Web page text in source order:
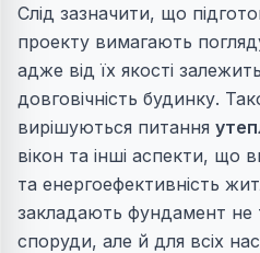
Слід зазначити, що
проекту вимагають
адже від їх якості
довговічність будинку.
вирішуються питання
вікон та інші аспекти, що
та енергоефективність
закладають фундамент не
споруди, але й для всіх